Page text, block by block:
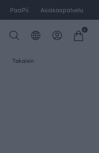
PaaPii Asiakaspalvelu
0
Takaisin